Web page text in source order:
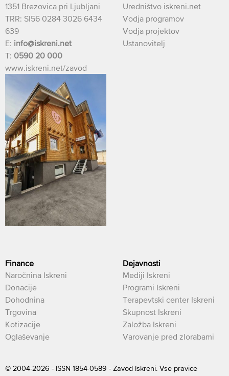
1351 Brezovica pri Ljubljani
TRR: SI56 0284 3026 6434
639
E: info@iskreni.net
T: 0590 20 000
www.iskreni.net/zavod
Uredništvo iskreni.net
Vodja programov
Vodja projektov
Ustanovitelj
Finance
Naročnina Iskreni
Donacije
Dohodnina
Trgovina
Kotizacije
Oglaševanje
Dejavnosti
Mediji Iskreni
Programi Iskreni
Terapevtski center Iskreni
Skupnost Iskreni
Založba Iskreni
Varovanje pred zlorabami
© 2004-2026 - ISSN 1854-0589 - Zavod Iskreni. Vse pravice